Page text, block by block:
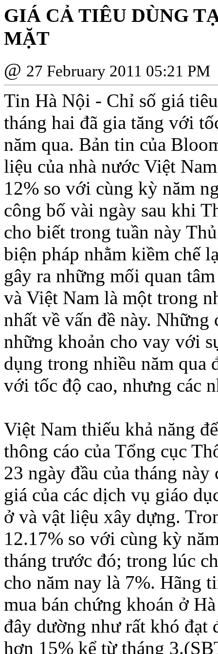
GIÁ CẢ TIÊU DÙNG
MẶT
@ 27 February 2011 05:21 PM
Tin Hà Nội - Chỉ số giá
tháng hai đã gia tăng với
năm qua. Bản tin của
liệu của nhà nước Việt
12% so với cùng kỳ năm
công bố vài ngày sau khi
cho biết trong tuần này
biện pháp nhằm kiềm chế
gây ra những mối quan
và Việt Nam là một trong
nhất về vấn đề này.
những khoản cho vay với
dụng trong nhiều năm qua
với tốc độ cao, nhưng các
Việt Nam thiếu khả năng
thông cáo của Tổng cục
23 ngày đầu của tháng
giá của các dịch vụ giáo
ở và vật liệu xây dựng.
12.17% so với cùng kỳ
tháng trước đó; trong lúc
cho năm nay là 7%. Hãng
mua bán chứng khoán ở
đây dường như rất khó đạt
hơn 15% kể từ tháng